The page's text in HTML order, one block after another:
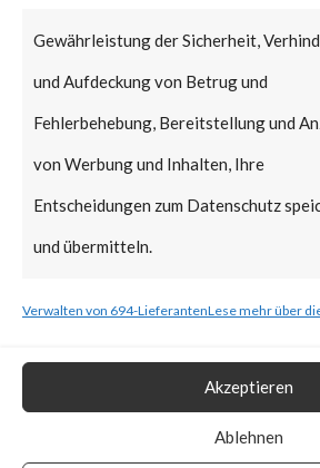
Gewährleistung der Sicherheit,
und Aufdeckung von Betrug und
Fehlerbehebung, Bereitstellung und
von Werbung und Inhalten, Ihre
Entscheidungen zum Datenschutz
und übermitteln.
Verwalten von 694-LieferantenLese mehr über
Akzeptieren
Ablehnen
What is the Vendor
At the time of posting,
no patch available;
released workarounds
actively being
wild. FortiGuard
recommends users to
patches as soon as